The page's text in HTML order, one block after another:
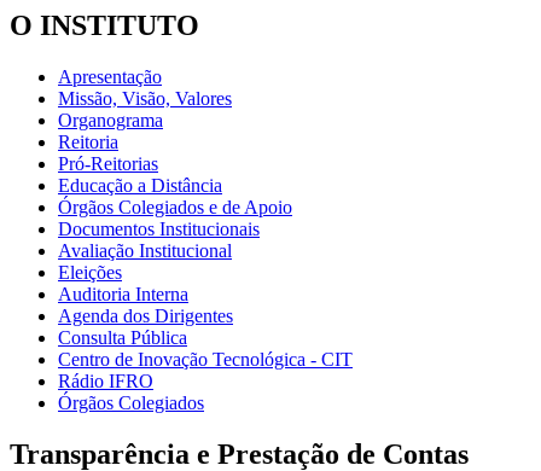
O INSTITUTO
Apresentação
Missão, Visão, Valores
Organograma
Reitoria
Pró-Reitorias
Educação a Distância
Órgãos Colegiados e de Apoio
Documentos Institucionais
Avaliação Institucional
Eleições
Auditoria Interna
Agenda dos Dirigentes
Consulta Pública
Centro de Inovação Tecnológica - CIT
Rádio IFRO
Órgãos Colegiados
Transparência e Prestação de Contas